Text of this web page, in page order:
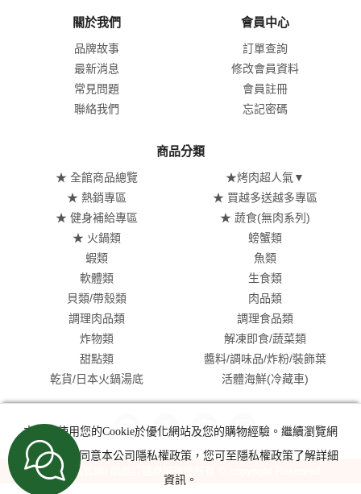
關於我們
品牌故事
最新消息
常見問題
聯絡我們
會員中心
訂單查詢
修改會員資料
會員註冊
忘記密碼
商品分類
★ 全館商品總覽
★烤肉超人氣▼
★ 熱銷專區
★ 買越多送越多專區
★ 健身補給專區
★ 蔬食(無肉系列)
★ 火鍋類
螃蟹類
蝦類
魚類
軟體類
生食類
貝類/帶殼類
肉品類
調理肉品類
調理食品類
炸物類
解凍即食/蔬菜類
甜點類
醬料/調味品/炸粉/裝飾葉
乾貨/日本火鍋湯底
活體海鮮(冷藏車)
盅龐水產(官網) 網路訂購商城版權所有 © copyright Reserved.
本網站使用您的Cookie於優化網站及您的購物經驗。繼續瀏覽網
站即表示您同意本公司隱私權政策，您可至隱私權政策了解詳細
資訊。